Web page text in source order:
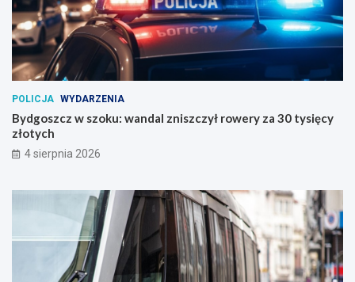
POLICJA WYDARZENIA
Bydgoszcz w szoku: wandal zniszczył rowery za 30 tysięcy
złotych
4 sierpnia 2026